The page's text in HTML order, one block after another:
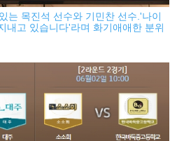
는 목진석 선수와 기민찬 선수.'나이
내고 있습니다'라며 화기애애한 분위